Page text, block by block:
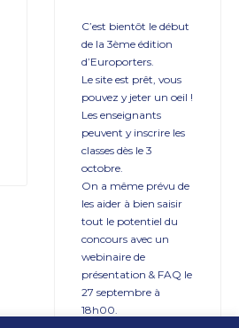
C’est bientôt le début
de la 3ème édition
d’Europorters.
Le site est prêt, vous
pouvez y jeter un oeil !
Les enseignants
peuvent y inscrire les
classes dès le 3
octobre.
On a même prévu de
les aider à bien saisir
tout le potentiel du
concours avec un
webinaire de
présentation & FAQ le
27 septembre à
18h00.